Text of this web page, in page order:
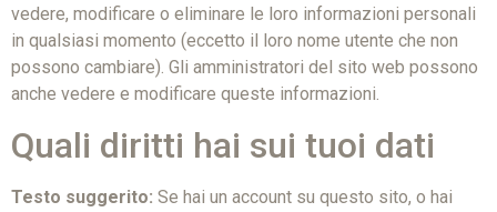
vedere, modificare o eliminare le loro informazioni personali
in qualsiasi momento (eccetto il loro nome utente che non
possono cambiare). Gli amministratori del sito web possono
anche vedere e modificare queste informazioni.
Quali diritti hai sui tuoi dati
Testo suggerito: Se hai un account su questo sito, o hai